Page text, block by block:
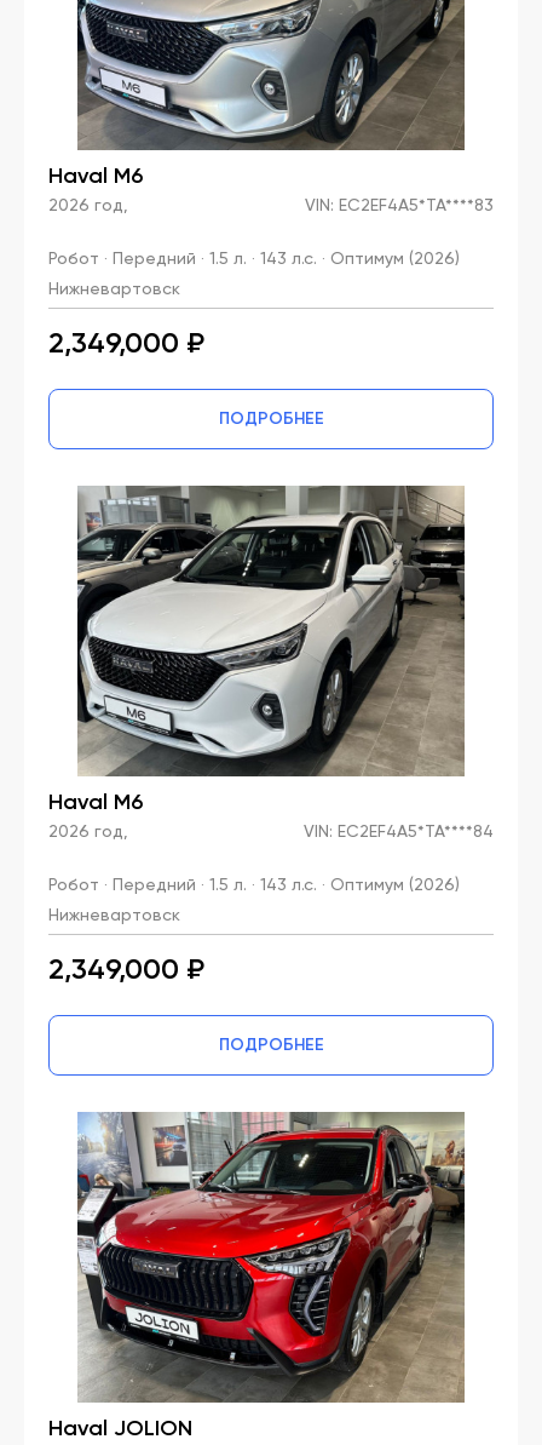
Haval M6
2026 год, VIN: EC2EF4A5*TA****83
Робот · Передний · 1.5 л. · 143 л.с. · Оптимум (2026)
Нижневартовск
2,349,000 ₽
ПОДРОБНЕЕ
Haval M6
2026 год, VIN: EC2EF4A5*TA****84
Робот · Передний · 1.5 л. · 143 л.с. · Оптимум (2026)
Нижневартовск
2,349,000 ₽
ПОДРОБНЕЕ
Haval JOLION